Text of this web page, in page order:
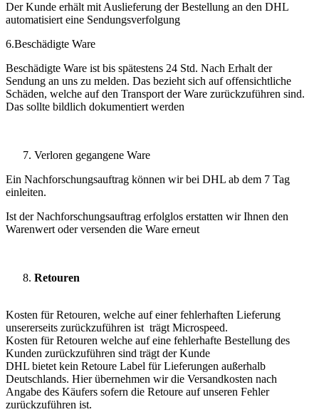
Der Kunde erhält mit Auslieferung der Bestellung an den DHL
automatisiert eine Sendungsverfolgung
6.Beschädigte Ware
Beschädigte Ware ist bis spätestens 24 Std. Nach Erhalt der
Sendung an uns zu melden. Das bezieht sich auf offensichtliche
Schäden, welche auf den Transport der Ware zurückzuführen sind.
Das sollte bildlich dokumentiert werden
Verloren gegangene Ware
Ein Nachforschungsauftrag können wir bei DHL ab dem 7 Tag
einleiten.
Ist der Nachforschungsauftrag erfolglos erstatten wir Ihnen den
Warenwert oder versenden die Ware erneut
Retouren
Kosten für Retouren, welche auf einer fehlerhaften Lieferung
unsererseits zurückzuführen ist trägt Microspeed.
Kosten für Retouren welche auf eine fehlerhafte Bestellung des
Kunden zurückzuführen sind trägt der Kunde
DHL bietet kein Retoure Label für Lieferungen außerhalb
Deutschlands. Hier übernehmen wir die Versandkosten nach
Angabe des Käufers sofern die Retoure auf unseren Fehler
zurückzuführen ist.